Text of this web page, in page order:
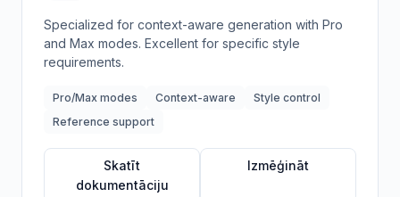
Specialized for context-aware generation with Pro
and Max modes. Excellent for specific style
requirements.
Pro/Max modes Context-aware
Style control
Reference support
Skatīt
dokumentāciju
Izmēģināt